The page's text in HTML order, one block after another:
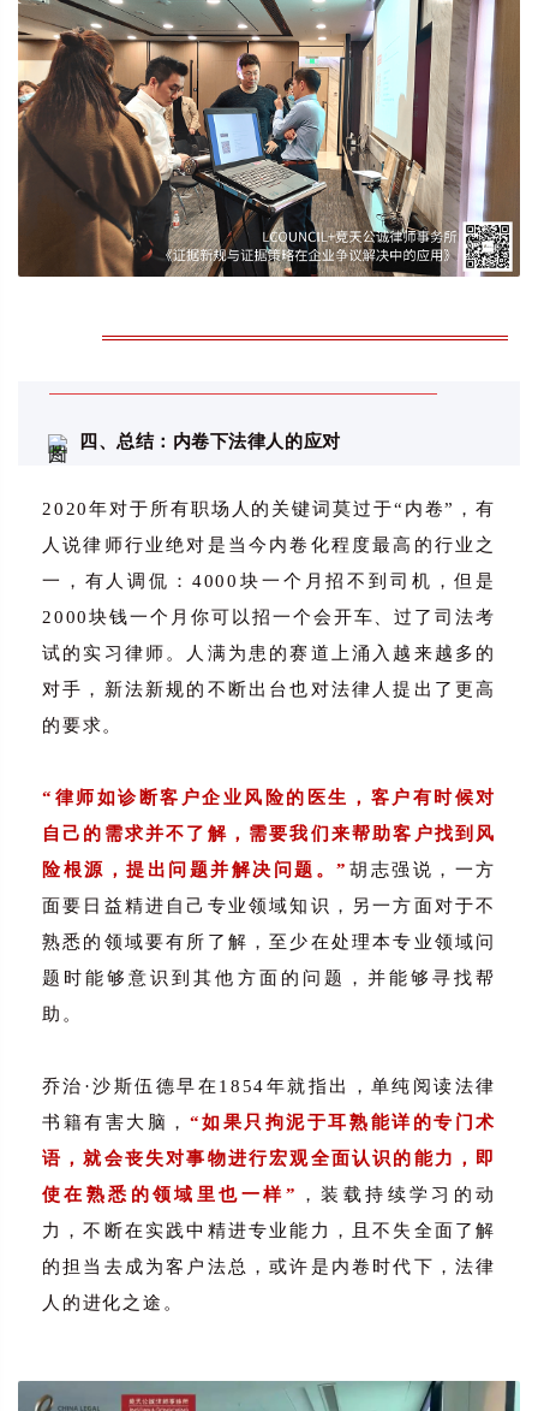
四、总结：内卷下法律人的应对
2020年对于所有职场人的关键词莫过于“内卷”，有
人说律师行业绝对是当今内卷化程度最高的行业之
一，有人调侃： 4000块一个月招不到司机，但是
2000块钱一个月你可以招一个会开车、过了司法考
试的实习律师。
人满为患的赛道上涌入越来越多的
对手，新法新规的不断出台也对法律人提出了更高
的要求。
“律师如诊断客户企业风险的医生，客户有时候对
自己的需求并不了解，需要我们来帮助客户找到风
险根源，提出问题并解决问题。” 胡志强说，一方
面要日益精进自己专业领域知识，另一方面对于不
熟悉的领域要有所了解，至少在处理本专业领域问
题时能够意识到其他方面的问题，并能够寻找帮
助。
乔治·沙斯伍德早在1854年就指出，单纯阅读法律
书籍有害大脑， “如果只拘泥于耳熟能详的专门术
语，就会丧失对事物进行宏观全面认识的能力，即
使在熟悉的领域里也一样”
，装载持续学习的动
力，不断在实践中精进专业能力，且不失全面了解
的担当去成为客户法总，或许是内卷时代下，法律
人的进化之途。